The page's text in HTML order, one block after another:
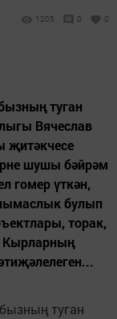
1205 0 0
туган
Вячеслав
җитәкчесе
шушы бәйрәм
гомер үткән,
булып
торак,
Кырларның
туган